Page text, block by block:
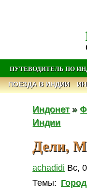
ПУТЕВОДИТЕЛЬ ПО
ПОЕЗДА В ИНДИИ
Индонет»
Индии
Дели,
achadidi Вс,
Темы: